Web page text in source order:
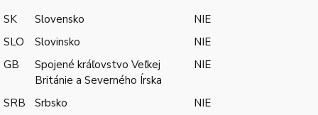
SK
Slovensko
NIE
SLO
Slovinsko
NIE
GB
Spojené kráľovstvo Veľkej
Británie a Severného Írska
NIE
SRB Srbsko
NIE